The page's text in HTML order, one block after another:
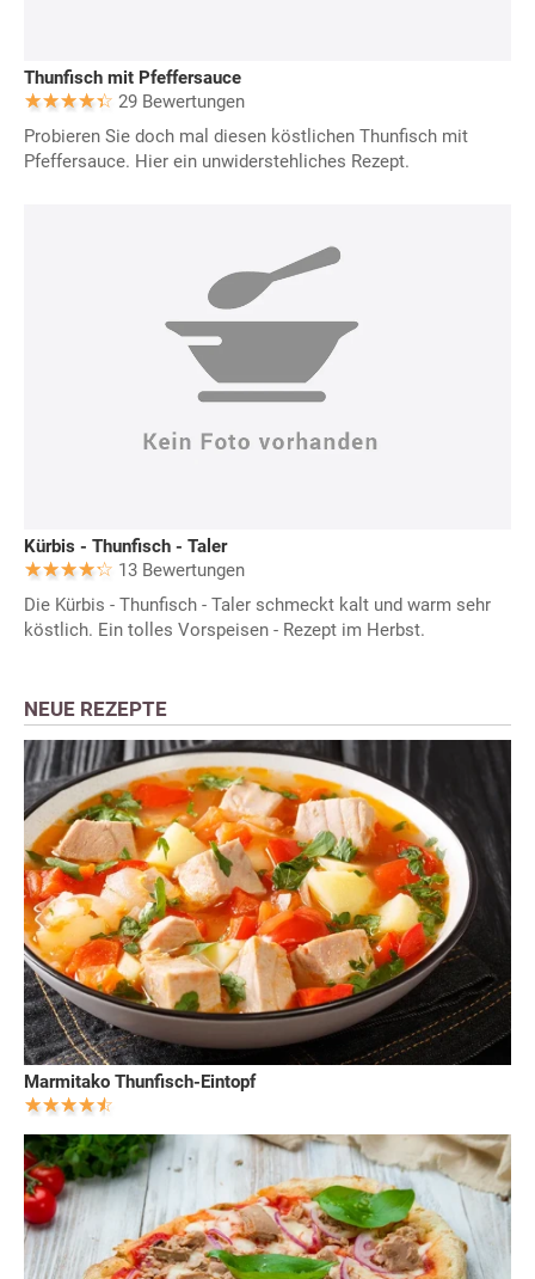
Thunfisch mit Pfeffersauce
29 Bewertungen
Probieren Sie doch mal diesen köstlichen Thunfisch mit
Pfeffersauce. Hier ein unwiderstehliches Rezept.
Kürbis - Thunfisch - Taler
13 Bewertungen
Die Kürbis - Thunfisch - Taler schmeckt kalt und warm sehr
köstlich. Ein tolles Vorspeisen - Rezept im Herbst.
NEUE REZEPTE
Marmitako Thunfisch-Eintopf